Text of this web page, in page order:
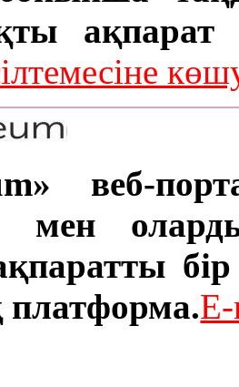
ақпарат
веб-
мен
бір